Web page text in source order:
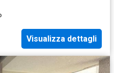
Visualizza dettagli